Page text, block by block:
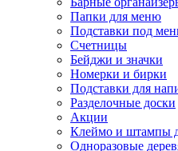
Папки для меню
Подставки под
Счетницы
Бейджи и значки
Номерки и бирки
Подставки для
Разделочные доски
Акции
Клеймо и штампы
Одноразовые